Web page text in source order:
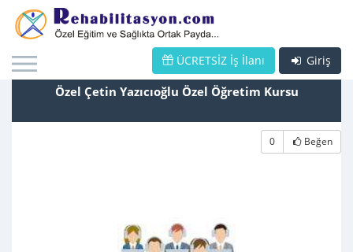
Giriş
ÜCRETSİZ İş İlanı
Özel Çetin Yazıcıoğlu Özel Öğretim Kursu
0 Beğen